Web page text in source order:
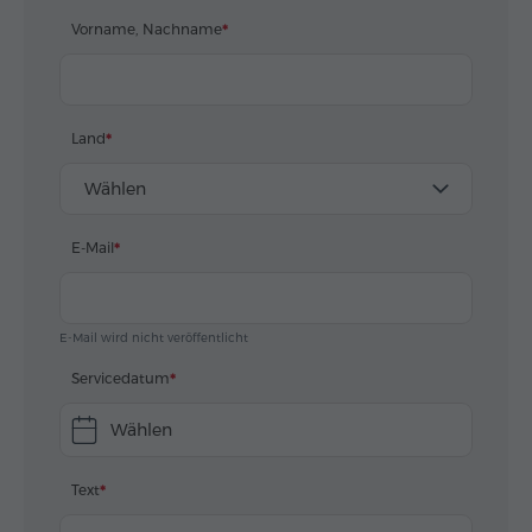
Vorname, Nachname
Land
Wählen
E-Mail
E-Mail wird nicht veröffentlicht
Servicedatum
Wählen
Text